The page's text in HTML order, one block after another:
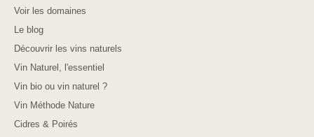
Voir les domaines
Le blog
Découvrir les vins naturels
Vin Naturel, l'essentiel
Vin bio ou vin naturel ?
Vin Méthode Nature
Cidres & Poirés